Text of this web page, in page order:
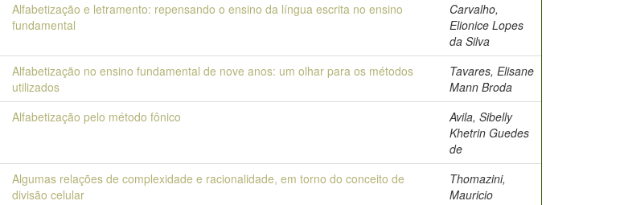
Alfabetização e letramento: repensando o ensino da língua escrita no ensino
fundamental
Carvalho,
Elionice Lopes
da Silva
Alfabetização no ensino fundamental de nove anos: um olhar para os métodos
utilizados
Tavares, Elisane
Mann Broda
Alfabetização pelo método fônico
Avila, Sibelly
Khetrin Guedes
de
Algumas relações de complexidade e racionalidade, em torno do conceito de
divisão celular
Thomazini,
Mauricio